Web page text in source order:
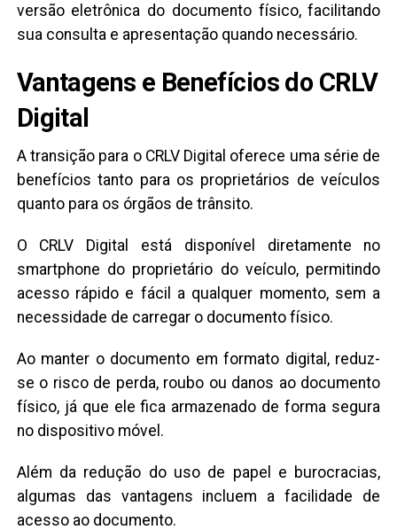
versão eletrônica do documento físico, facilitando
sua consulta e apresentação quando necessário.
Vantagens e Benefícios do CRLV
Digital
A transição para o CRLV Digital oferece uma série de
benefícios tanto para os proprietários de veículos
quanto para os órgãos de trânsito.
O CRLV Digital está disponível diretamente no
smartphone do proprietário do veículo, permitindo
acesso rápido e fácil a qualquer momento, sem a
necessidade de carregar o documento físico.
Ao manter o documento em formato digital, reduz-
se o risco de perda, roubo ou danos ao documento
físico, já que ele fica armazenado de forma segura
no dispositivo móvel.
Além da redução do uso de papel e burocracias,
algumas das vantagens incluem a facilidade de
acesso ao documento.